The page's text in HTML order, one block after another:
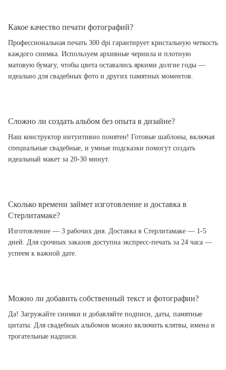
Какое качество печати фотографий?
Профессиональная печать 300 dpi гарантирует кристальную четкость
каждого снимка. Используем архивные чернила и плотную
матовую бумагу, чтобы цвета оставались яркими долгие годы —
идеально для свадебных фото и других памятных моментов.
Сложно ли создать альбом без опыта в дизайне?
Наш конструктор интуитивно понятен! Готовые шаблоны, включая
специальные свадебные, и умные подсказки помогут создать
идеальный макет за 20-30 минут.
Сколько времени займет изготовление и доставка в
Стерлитамаке?
Изготовление — 3 рабочих дня. Доставка в Стерлитамаке — 1-5
дней. Для срочных заказов доступна экспресс-печать за 24 часа —
успеем к важной дате.
Можно ли добавить собственный текст и фотографии?
Да! Загружайте снимки и добавляйте подписи, даты, памятные
цитаты. Для свадебных альбомов можно включить клятвы, имена и
трогательные надписи.